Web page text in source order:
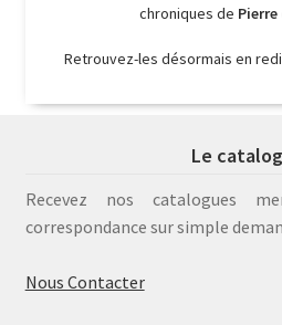
chroniques de
Retrouvez-les désormais en
Le
Recevez nos catalogues
correspondance sur simple
Nous Contacter